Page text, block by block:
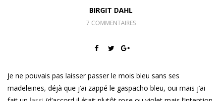
BIRGIT DAHL
7 COMMENTAIRES
Je ne pouvais pas laisser passer le mois bleu sans ses
madeleines, déjà que j’ai zappé le gaspacho bleu, oui mais j’ai